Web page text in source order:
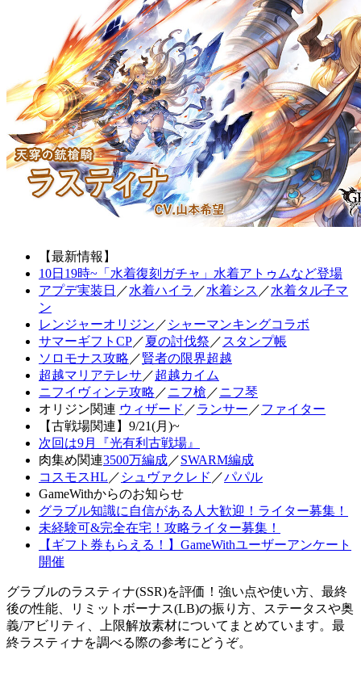
【最新情報】
10日19時~「水着復刻ガチャ」水着アトゥムなど登場
アプデ実装日 ／水着ハイラ ／水着シス ／水着タル子マ
ン
レンジャーオリジン ／ シャーマンキングコラボ
サマーギフトCP／夏の討伐祭 ／ スタンプ帳
ソロモナス攻略 ／賢者の限界超越
超越マリアテレサ ／超越カイム
ニフイヴィンテ攻略 ／ニフ槍 ／ニフ琴
オリジン関連 ウィザード ／ランサー ／ファイター
【古戦場関連】9/21(月)~
次回は9月『光有利古戦場』
肉集め関連3500万編成／SWARM編成
コスモスHL ／ シュヴァクレド ／パパル
GameWithからのお知らせ
グラブル知識に自信がある人大歓迎！ライター募集！
未経験可&完全在宅！攻略ライター募集！
【ギフト券もらえる！】GameWithユーザーアンケート
開催
グラブルのラスティナ(SSR)を評価！強い点や使い方、最終
後の性能、リミットボーナス(LB)の振り方、ステータスや奥
義/アビリティ、上限解放素材についてまとめています。最
終ラスティナを調べる際の参考にどうぞ。